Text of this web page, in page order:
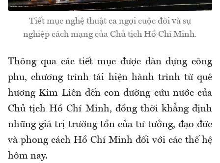
Tiết mục nghệ thuật ca ngợi cuộc đời và sự
nghiệp cách mạng của Chủ tịch Hồ Chí Minh.
Thông qua các tiết mục được dàn dựng công
phu, chương trình tái hiện hành trình từ quê
hương Kim Liên đến con đường cứu nước của
Chủ tịch Hồ Chí Minh, đồng thời khẳng định
những giá trị trường tồn của tư tưởng, đạo đức
và phong cách Hồ Chí Minh đối với các thế hệ
hôm nay.